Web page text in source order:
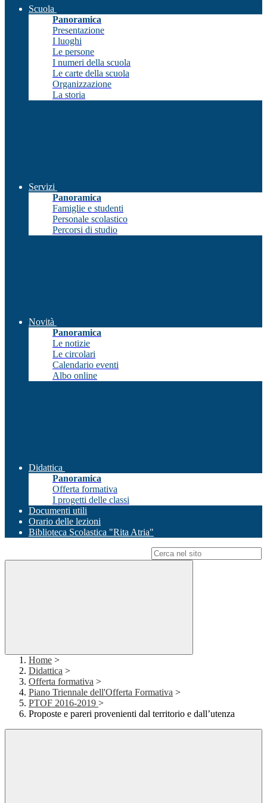
Scuola
Panoramica
Presentazione
I luoghi
Le persone
I numeri della scuola
Le carte della scuola
Organizzazione
La storia
Servizi
Panoramica
Famiglie e studenti
Personale scolastico
Percorsi di studio
Novità
Panoramica
Le notizie
Le circolari
Calendario eventi
Albo online
Didattica
Panoramica
Offerta formativa
I progetti delle classi
Documenti utili
Orario delle lezioni
Biblioteca Scolastica "Rita Atria"
Home >
Didattica >
Offerta formativa >
Piano Triennale dell'Offerta Formativa >
PTOF 2016-2019 >
Proposte e pareri provenienti dal territorio e dall’utenza